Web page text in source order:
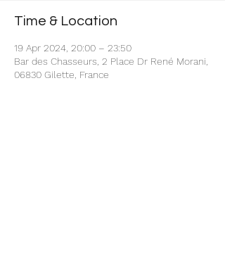
Time & Location
19 Apr 2024, 20:00 – 23:50
Bar des Chasseurs, 2 Place Dr René Morani,
06830 Gilette, France